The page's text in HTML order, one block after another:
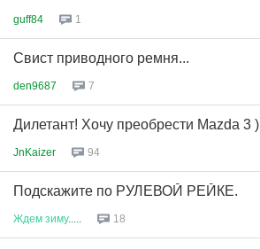
guff84 1
Свист приводного ремня...
den9687 7
Дилетант! Хочу преобрести Mazda 3 )
JnKaizer 94
Подскажите по РУЛЕВОЙ РЕЙКЕ.
Ждем зиму..... 18